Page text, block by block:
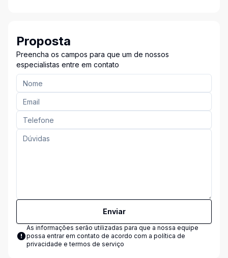
Proposta
Preencha os campos para que um de nossos
especialistas entre em contato
Enviar
As informações serão utilizadas para que a nossa equipe
possa entrar em contato de acordo com a política de
privacidade e termos de serviço